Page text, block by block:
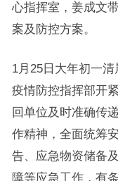
心指挥室，姜成文
案及防控方案。
1月25日大年初一
疫情防控指挥部开
回单位及时准确传
作精神，全面统筹
告、应急物资储备
障等应急工作，有